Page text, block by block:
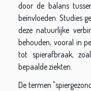
door de balans
beïnvloeden. Studies
deze natuurlijke
behouden, vooral in
tot spierafbraak,
bepaalde ziekten.
De termen